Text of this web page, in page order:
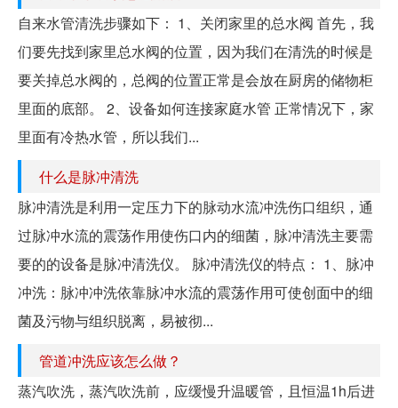
自来水管清洗步骤如下： 1、关闭家里的总水阀 首先，我
们要先找到家里总水阀的位置，因为我们在清洗的时候是
要关掉总水阀的，总阀的位置正常是会放在厨房的储物柜
里面的底部。 2、设备如何连接家庭水管 正常情况下，家
里面有冷热水管，所以我们...
什么是脉冲清洗
脉冲清洗是利用一定压力下的脉动水流冲洗伤口组织，通
过脉冲水流的震荡作用使伤口内的细菌，脉冲清洗主要需
要的的设备是脉冲清洗仪。 脉冲清洗仪的特点： 1、脉冲
冲洗：脉冲冲洗依靠脉冲水流的震荡作用可使创面中的细
菌及污物与组织脱离，易被彻...
管道冲洗应该怎么做？
蒸汽吹洗，蒸汽吹洗前，应缓慢升温暖管，且恒温1h后进